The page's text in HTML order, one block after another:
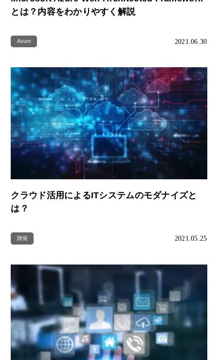
とは？内容をわかりやすく解説
Azure 2021.06.30
クラウド活用によるITシステムのモダナイズと
は？
開発 2021.05.25